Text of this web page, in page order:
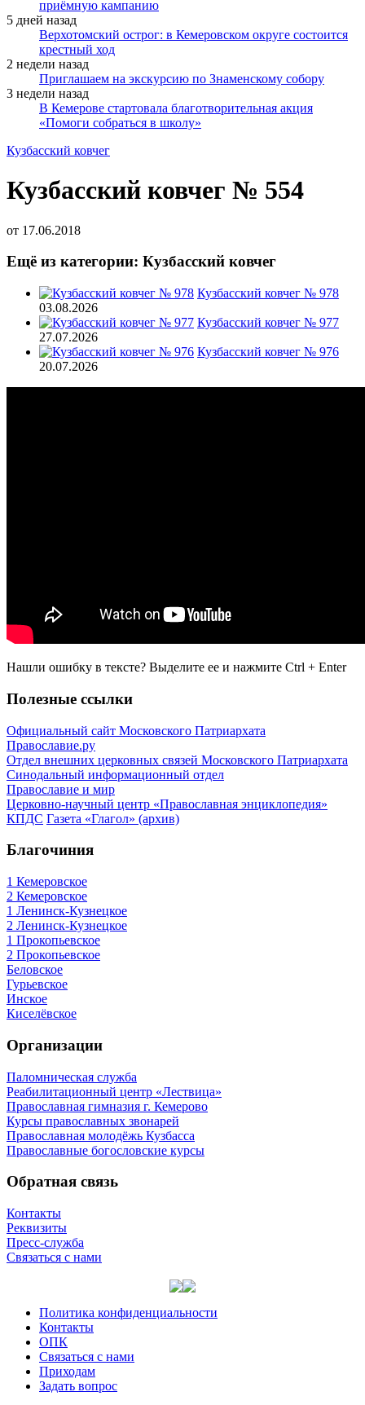
приёмную кампанию
5 дней назад
Верхотомский острог: в Кемеровском округе состоится
крестный ход
2 недели назад
Приглашаем на экскурсию по Знаменскому собору
3 недели назад
В Кемерове стартовала благотворительная акция
«Помоги собраться в школу»
Кузбасский ковчег
Кузбасский ковчег № 554
от 17.06.2018
Ещё из категории: Кузбасский ковчег
Кузбасский ковчег № 978
03.08.2026
Кузбасский ковчег № 977
27.07.2026
Кузбасский ковчег № 976
20.07.2026
Нашли ошибку в тексте? Выделите ее и нажмите Ctrl + Enter
Полезные ссылки
Официальный сайт Московского Патриархата
Православие.ру
Отдел внешних церковных связей Московского Патриархата
Синодальный информационный отдел
Православие и мир
Церковно-научный центр «Православная энциклопедия»
КПДС Газета «Глагол» (архив)
Благочиния
1 Кемеровское
2 Кемеровское
1 Ленинск-Кузнецкое
2 Ленинск-Кузнецкое
1 Прокопьевское
2 Прокопьевское
Беловское
Гурьевское
Инское
Киселёвское
Организации
Паломническая служба
Реабилитационный центр «Лествица»
Православная гимназия г. Кемерово
Курсы православных звонарей
Православная молодёжь Кузбасса
Православные богословские курсы
Обратная связь
Контакты
Реквизиты
Пресс-служба
Связаться с нами
Политика конфиденциальности
Контакты
ОПК
Связаться с нами
Приходам
Задать вопрос